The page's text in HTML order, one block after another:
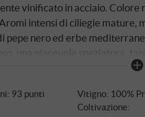
vinificato in acciaio.
intensi di ciliegie mature,
pepe nero ed erbe
una piacevole speziatura,
presente ma elegantemente
pasta con salsa piccante,
amici. SUPERIORE.DE
: 93 punti
Vitigno: 100%
Coltivazione: